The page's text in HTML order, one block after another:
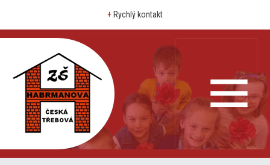
+ Rychlý kontakt